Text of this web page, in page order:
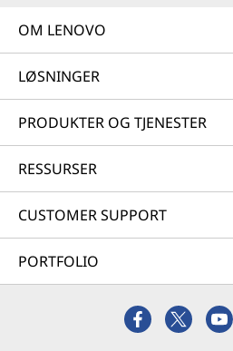
OM LENOVO
LØSNINGER
PRODUKTER OG TJENESTER
RESSURSER
CUSTOMER SUPPORT
PORTFOLIO